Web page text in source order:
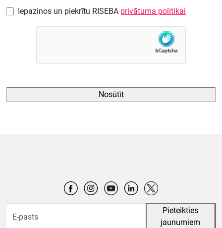
Iepazinos un piekrītu RISEBA privātuma politikai